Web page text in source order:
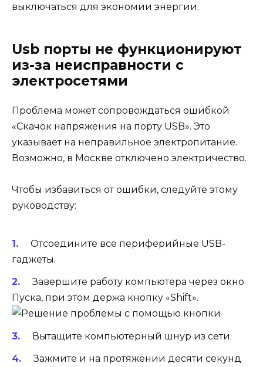
выключаться для экономии энергии.
Usb порты не функционируют
из-за неисправности с
электросетями
Проблема может сопровождаться ошибкой
«Скачок напряжения на порту USB». Это
указывает на неправильное электропитание.
Возможно, в Москве отключено электричество.
Чтобы избавиться от ошибки, следуйте этому
руководству:
Отсоедините все периферийные USB-
гаджеты.
Завершите работу компьютера через окно
Пуска, при этом держа кнопку «Shift».
Вытащите компьютерный шнур из сети.
Зажмите и на протяжении десяти секунд